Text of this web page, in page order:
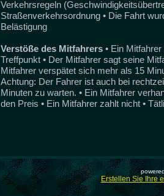
Verkehrsregeln
Straßenverkehrsordnung • Die Fahrt
Belästigung
Verstöße des Mitfahrers • Ein
Treffpunkt • Der Mitfahrer sagt seine
Mitfahrer verspätet sich mehr als 15
Achtung: Der Fahrer ist auch bei
Minuten zu warten. • Ein Mitfahrer
den Preis • Ein Mitfahrer zahlt nicht •
Erstellen Sie Ihre